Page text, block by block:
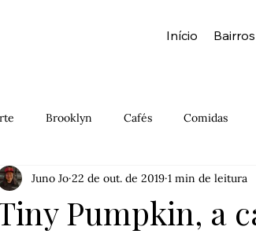
Início Bairros
Brooklyn Cafés Comidas
Filmes Francês Grátis História
Pumpkin, a
Juno Jo 22 de out. de 2019 1 min de leitura